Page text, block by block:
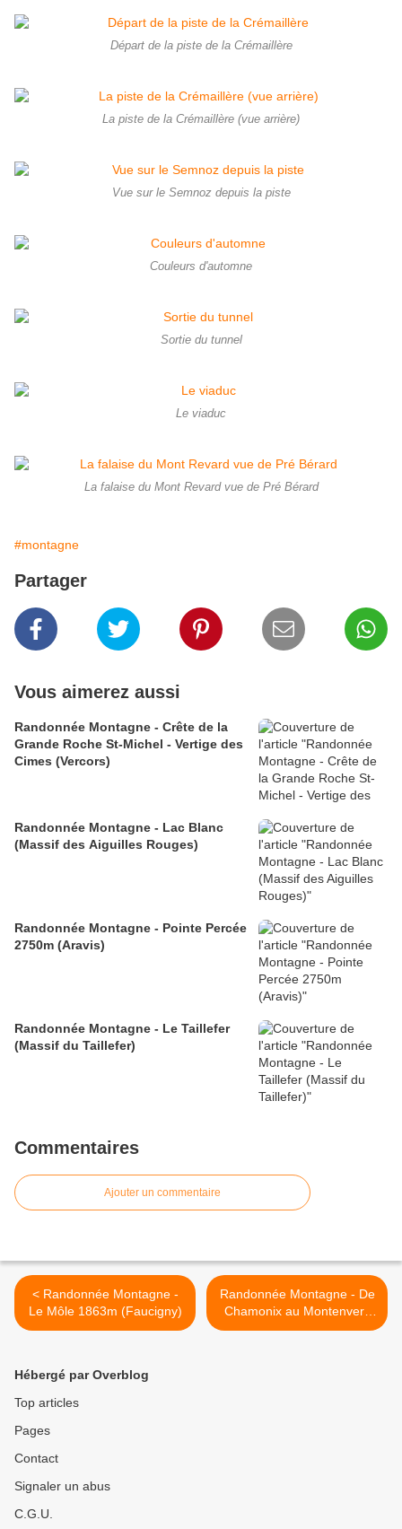
Départ de la piste de la Crémaillère
La piste de la Crémaillère (vue arrière)
Vue sur le Semnoz depuis la piste
Couleurs d'automne
Sortie du tunnel
Le viaduc
La falaise du Mont Revard vue de Pré Bérard
#montagne
Partager
Vous aimerez aussi
Randonnée Montagne - Crête de la
Grande Roche St-Michel - Vertige des
Cimes (Vercors)
Randonnée Montagne - Lac Blanc
(Massif des Aiguilles Rouges)
Randonnée Montagne - Pointe Percée
2750m (Aravis)
Randonnée Montagne - Le Taillefer
(Massif du Taillefer)
Commentaires
Ajouter un commentaire
< Randonnée Montagne -
Le Môle 1863m (Faucigny)
Randonnée Montagne - De
Chamonix au Montenvers
par les Alpages de Blaitière
Hébergé par Overblog
Top articles
Pages
Contact
Signaler un abus
C.G.U.